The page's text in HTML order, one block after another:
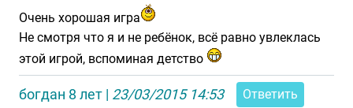
Очень хорошая игра
Не смотря что я и не ребёнок, всё равно увлеклась
этой игрой, вспоминая детство
богдан 8 лет | 23/03/2015 14:53
Ответить